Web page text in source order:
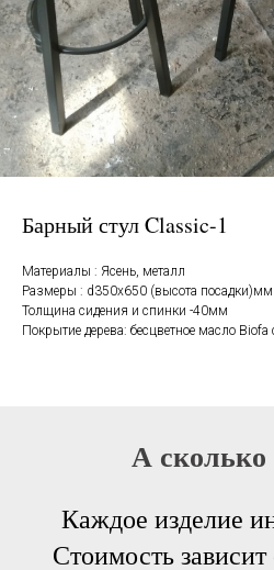
Барный стул Classic-1
Материалы : Ясень, металл
Размеры : d350х650 (высота посадки)мм
Толщина сидения и спинки -40мм
Покрытие дерева: бесцветное масло Biofa
А сколько
Каждое изделие
Стоимость